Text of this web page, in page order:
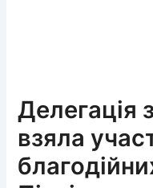
Делегація
взяла